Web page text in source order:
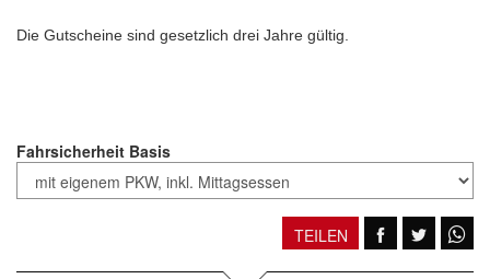
Die Gutscheine sind gesetzlich drei Jahre gültig.
Fahrsicherheit Basis
TEILEN